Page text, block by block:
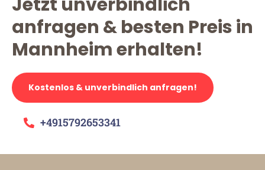
anfragen & besten Preis in
Mannheim erhalten!
Kostenlos & unverbindlich anfragen!
+4915792653341